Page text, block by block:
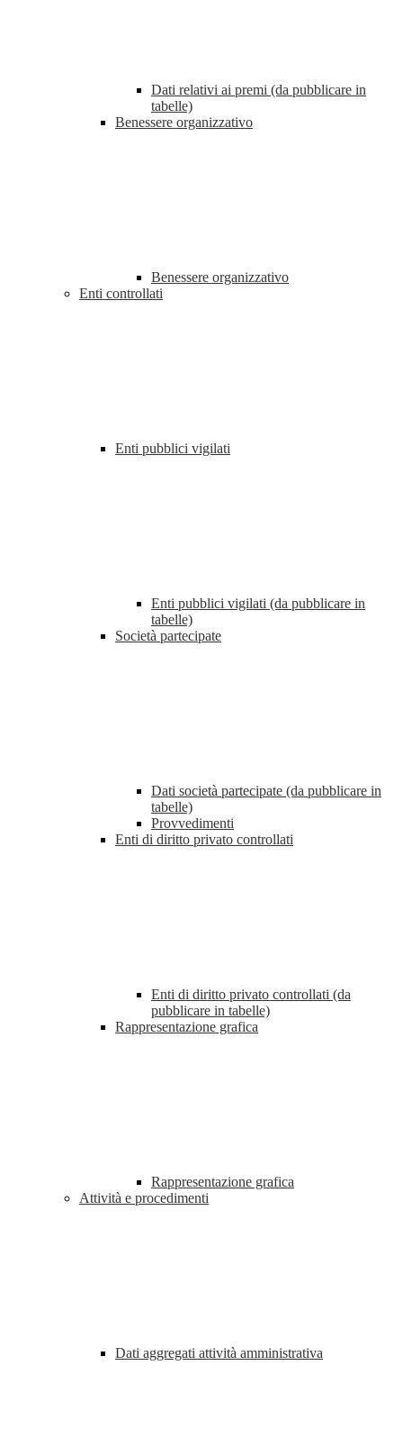
Dati relativi ai premi (da pubblicare in
tabelle)
Benessere organizzativo
Benessere organizzativo
Enti controllati
Enti pubblici vigilati
Enti pubblici vigilati (da pubblicare in
tabelle)
Società partecipate
Dati società partecipate (da pubblicare in
tabelle)
Provvedimenti
Enti di diritto privato controllati
Enti di diritto privato controllati (da
pubblicare in tabelle)
Rappresentazione grafica
Rappresentazione grafica
Attività e procedimenti
Dati aggregati attività amministrativa